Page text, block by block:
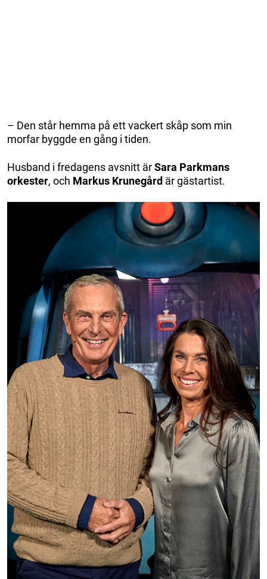
– Den står hemma på ett vackert skåp som min
morfar byggde en gång i tiden.
Husband i fredagens avsnitt ärSara Parkmans
orkester, och Markus Krunegård är gästartist.